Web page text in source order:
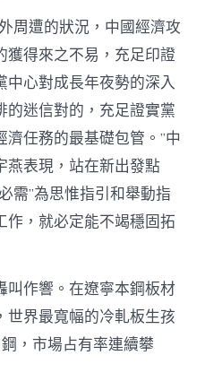
扶
植
新
局
勢
——
中
心
經
濟
任
務
會
勵
社
會
各
遭的狀況，中國經濟攻
獲得來之不易，充足印證
中心對成長年夜勢的深入
的迷信對的，充足證實黨
任務的最基礎包管。”中
燕表現，站在新出發點
需”為思惟指引和舉動指
作，就必定能不竭穩固拓
作響。在遼寧本鋼板材
世界最寬幅的冷軋板生孩
，市場占有率連續攀